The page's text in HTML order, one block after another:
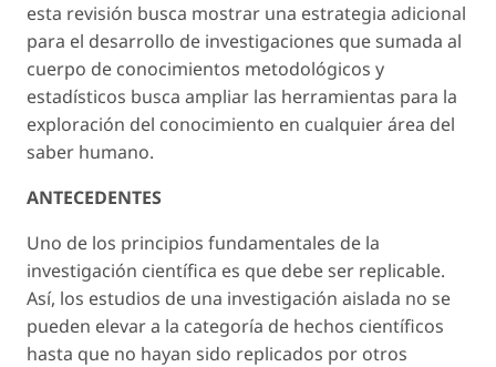
esta revisión busca mostrar una estrategia adicional
para el desarrollo de investigaciones que sumada al
cuerpo de conocimientos metodológicos y
estadísticos busca ampliar las herramientas para la
exploración del conocimiento en cualquier área del
saber humano.
ANTECEDENTES
Uno de los principios fundamentales de la
investigación científica es que debe ser replicable.
Así, los estudios de una investigación aislada no se
pueden elevar a la categoría de hechos científicos
hasta que no hayan sido replicados por otros